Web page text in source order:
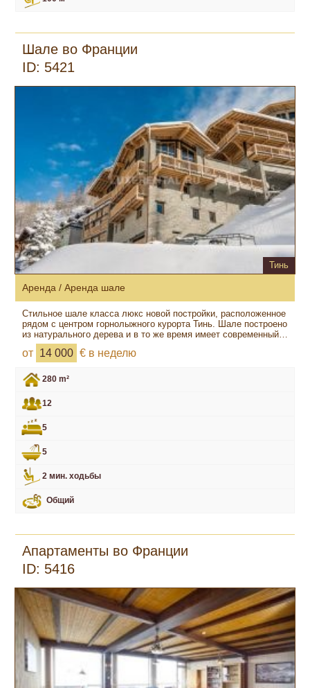
Шале во Франции
ID: 5421
Тинь
Аренда / Аренда шале
Стильное шале класса люкс новой постройки, расположенное
рядом с центром горнолыжного курорта Тинь. Шале построено
из натурального дерева и в то же время имеет современный…
от 14 000 € в неделю
280 m²
12
5
5
2 мин. ходьбы
Общий
Апартаменты во Франции
ID: 5416